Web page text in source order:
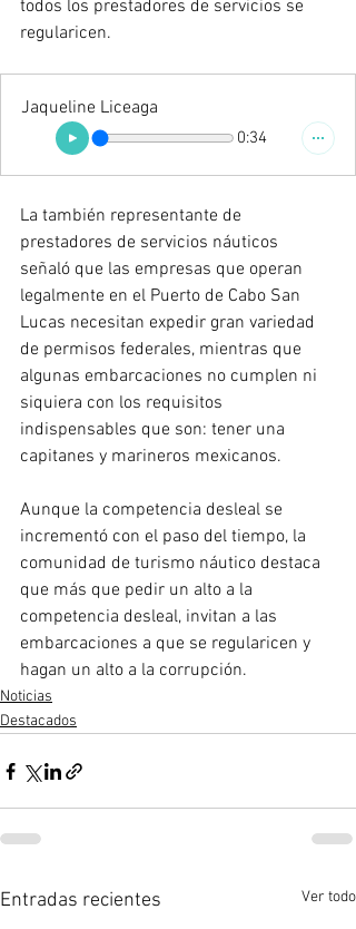
todos los prestadores de servicios se
regularicen.
Jaqueline Liceaga
0:34
La también representante de
prestadores de servicios náuticos
señaló que las empresas que operan
legalmente en el Puerto de Cabo San
Lucas necesitan expedir gran variedad
de permisos federales, mientras que
algunas embarcaciones no cumplen ni
siquiera con los requisitos
indispensables que son: tener una
capitanes y marineros mexicanos.
Aunque la competencia desleal se
incrementó con el paso del tiempo, la
comunidad de turismo náutico destaca
que más que pedir un alto a la
competencia desleal, invitan a las
embarcaciones a que se regularicen y
hagan un alto a la corrupción.
Noticias
Destacados
Entradas recientes Ver todo